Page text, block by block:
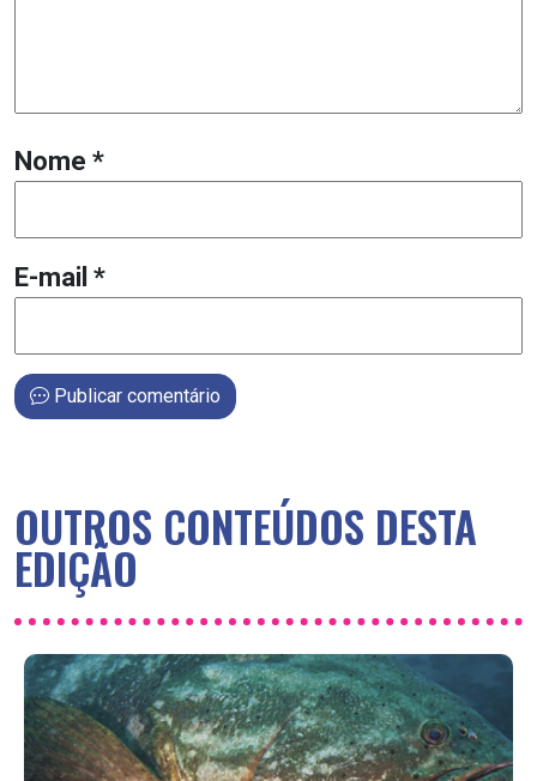
Nome *
E-mail *
Publicar comentário
OUTROS CONTEÚDOS DESTA
EDIÇÃO